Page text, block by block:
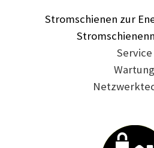
Stromschienen zur
Service
Wartung